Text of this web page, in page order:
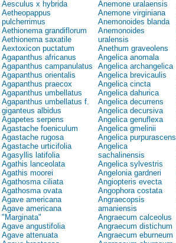
Aesculus x hybrida
Aetheopappus
pulcherrimus
Aethionema grandiflorum
Aethionema saxatile
Aextoxicon puctatum
Agapanthus africanus
Agapanthus campanulatus
Agapanthus orientalis
Agapanthus praecox
Agapanthus umbellatus
Agapanthus umbellatus f.
giganteus albidus
Agapetes serpens
Agastache foeniculum
Agastache rugosa
Agastache urticifolia
Agasyllis latifolia
Agathis lanceolata
Agathis moorei
Agathosma ciliata
Agathosma ovata
Agave americana
Agave americana
"Marginata"
Agave angustifolia
Agave attenuata
Anemone uralaensis
Anemone virginiana
Anemonoides blanda
Anemonoides
uralensis
Anethum graveolens
Angelica anomala
Angelica archangelica
Angelica brevicaulis
Angelica cincta
Angelica dahurica
Angelica decurrens
Angelica decursiva
Angelica genuflexa
Angelica gmelinii
Angelica purpurascens
Angelica
sachalinensis
Angelica sylvestris
Angelonia gardneri
Angiopteris evecta
Angophora costata
Angraecopsis
amaniensis
Angraecum calceolus
Angraecum distichum
Angraecum eburneum